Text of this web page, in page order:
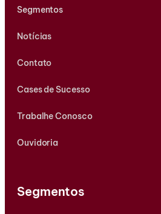
Segmentos
Notícias
Contato
Cases de Sucesso
Trabalhe Conosco
Ouvidoria
Segmentos